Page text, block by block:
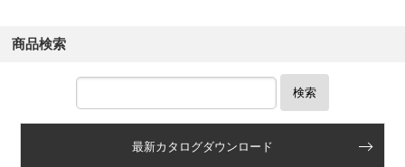
商品検索
検索
最新カタログダウンロード